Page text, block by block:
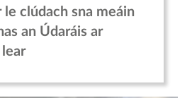
clúdach sna meáin
an Údaráis ar